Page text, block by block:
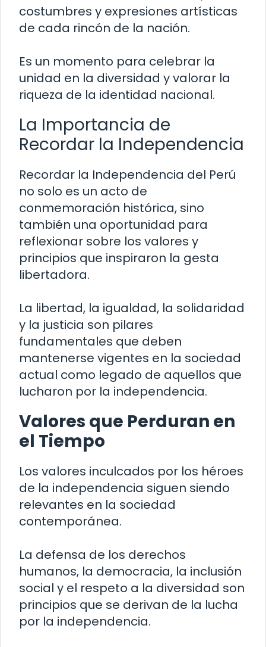
costumbres y expresiones artísticas
de cada rincón de la nación.
Es un momento para celebrar la
unidad en la diversidad y valorar la
riqueza de la identidad nacional.
La Importancia de
Recordar la Independencia
Recordar la Independencia del Perú
no solo es un acto de
conmemoración histórica, sino
también una oportunidad para
reflexionar sobre los valores y
principios que inspiraron la gesta
libertadora.
La libertad, la igualdad, la solidaridad
y la justicia son pilares
fundamentales que deben
mantenerse vigentes en la sociedad
actual como legado de aquellos que
lucharon por la independencia.
Valores que Perduran en
el Tiempo
Los valores inculcados por los héroes
de la independencia siguen siendo
relevantes en la sociedad
contemporánea.
La defensa de los derechos
humanos, la democracia, la inclusión
social y el respeto a la diversidad son
principios que se derivan de la lucha
por la independencia.